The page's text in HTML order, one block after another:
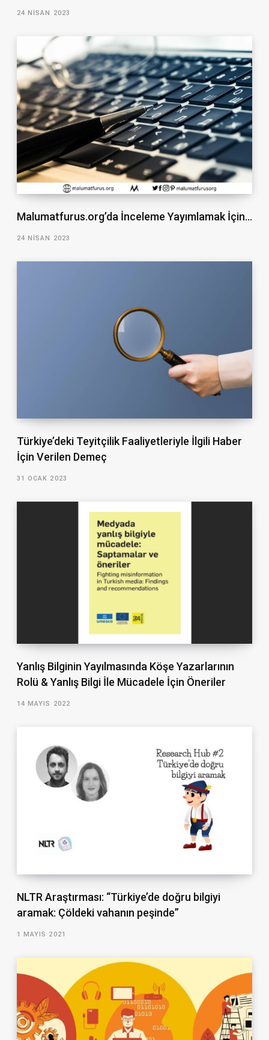
24 NISAN 2023
Malumatfurus.org’da İnceleme Yayımlamak İçin…
24 NISAN 2023
Türkiye’deki Teyitçilik Faaliyetleriyle İlgili Haber
İçin Verilen Demeç
31 OCAK 2023
Yanlış Bilginin Yayılmasında Köşe Yazarlarının
Rolü & Yanlış Bilgi İle Mücadele İçin Öneriler
14 MAYIS 2022
NLTR Araştırması: “Türkiye’de doğru bilgiyi
aramak: Çöldeki vahanın peşinde”
1 MAYIS 2021